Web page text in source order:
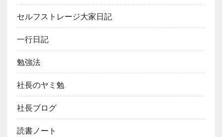
セルフストレージ大家日記
一行日記
勉強法
社長のヤミ勉
社長ブログ
読書ノート